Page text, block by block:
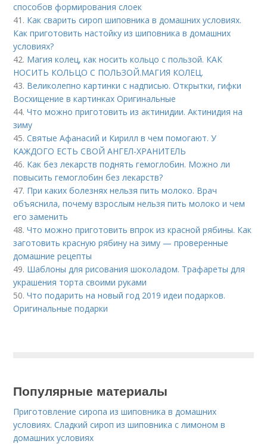
способов формирования слоек
41. Как сварить сироп шиповника в домашних условиях.
Как приготовить настойку из шиповника в домашних
условиях?
42. Магия колец, как носить кольцо с пользой. КАК
НОСИТЬ КОЛЬЦО С ПОЛЬЗОЙ.МАГИЯ КОЛЕЦ.
43. Великолепно картинки с надписью. Открытки, гифки
Восхищение в картинках Оригинальные
44.Что можно приготовить из актинидии. Актинидия на
зиму
45.Святые Афанасий и Кирилл в чем помогают. У
КАЖДОГО ЕСТЬ СВОЙ АНГЕЛ-ХРАНИТЕЛЬ
46. Как без лекарств поднять гемоглобин. Можно ли
повысить гемоглобин без лекарств?
47. При каких болезнях нельзя пить молоко. Врач
объяснила, почему взрослым нельзя пить молоко и чем
его заменить
48.Что можно приготовить впрок из красной рябины. Как
заготовить красную рябину на зиму — проверенные
домашние рецепты
49. Шаблоны для рисования шоколадом. Трафареты для
украшения торта своими руками
50.Что подарить на новый год 2019 идеи подарков.
Оригинальные подарки
Популярные материалы
Приготовление сиропа из шиповника в домашних
условиях. Сладкий сироп из шиповника с лимоном в
домашних условиях